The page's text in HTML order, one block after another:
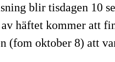
blir tisdagen 10
häftet kommer att
(fom oktober 8) att